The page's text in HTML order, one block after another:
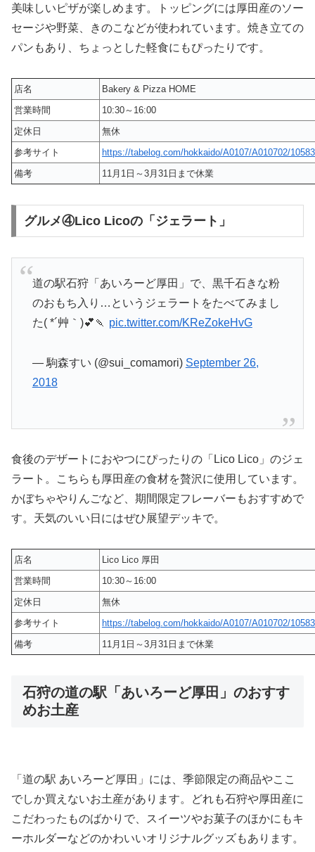
美味しいピザが楽しめます。トッピングには厚田産のソー
セージや野菜、きのこなどが使われています。焼き立ての
パンもあり、ちょっとした軽食にもぴったりです。
店名
Bakery & Pizza HOME
営業時間
10:30～16:00
定休日
無休
参考サイト
https://tabelog.com/hokkaido/A0107/A010702/
備考
11月1日～3月31日まで休業
グルメ④Lico Licoの「ジェラート」
道の駅石狩「あいろーど厚田」で、黒千石きな粉
のおもち入り…というジェラートをたべてみまし
た( *´艸｀)💕🍡 pic.twitter.com/KReZokeHvG
— 駒森すい (@sui_comamori) September 26,
2018
食後のデザートにおやつにぴったりの「Lico Lico」のジェ
ラート。こちらも厚田産の食材を贅沢に使用しています。
かぼちゃやりんごなど、期間限定フレーバーもおすすめで
す。天気のいい日にはぜひ展望デッキで。
店名
Lico Lico 厚田
営業時間
10:30～16:00
定休日
無休
参考サイト
https://tabelog.com/hokkaido/A0107/A010702/
備考
11月1日～3月31日まで休業
石狩の道の駅「あいろーど厚田」のおすす
めお土産
「道の駅 あいろーど厚田」には、季節限定の商品やここ
でしか買えないお土産があります。どれも石狩や厚田産に
こだわったものばかりで、スイーツやお菓子のほかにもキ
ーホルダーなどのかわいいオリジナルグッズもあります。